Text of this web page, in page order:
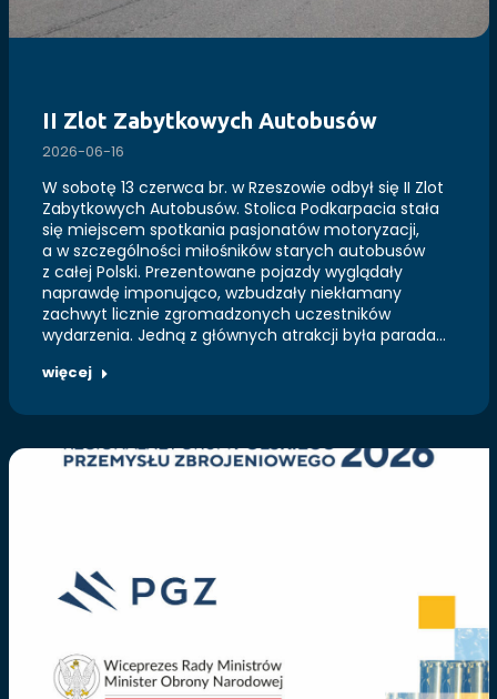
II Zlot Zabytkowych Autobusów
2026-06-16
W sobotę 13 czerwca br. w Rzeszowie odbył się II Zlot
Zabytkowych Autobusów. Stolica Podkarpacia stała
się miejscem spotkania pasjonatów motoryzacji,
a w szczególności miłośników starych autobusów
z całej Polski. Prezentowane pojazdy wyglądały
naprawdę imponująco, wzbudzały niekłamany
zachwyt licznie zgromadzonych uczestników
wydarzenia. Jedną z głównych atrakcji była parada…
więcej